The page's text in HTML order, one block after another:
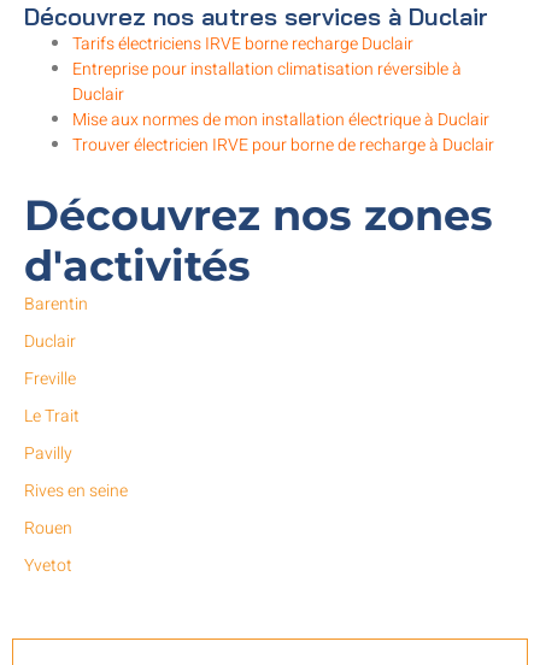
Découvrez nos autres services à Duclair
Tarifs électriciens IRVE borne recharge Duclair
Entreprise pour installation climatisation réversible à
Duclair
Mise aux normes de mon installation électrique à Duclair
Trouver électricien IRVE pour borne de recharge à Duclair
Découvrez nos zones
d'activités
Barentin
Duclair
Freville
Le Trait
Pavilly
Rives en seine
Rouen
Yvetot